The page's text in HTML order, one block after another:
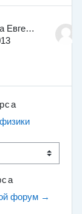
Черникова Евгения
форум →